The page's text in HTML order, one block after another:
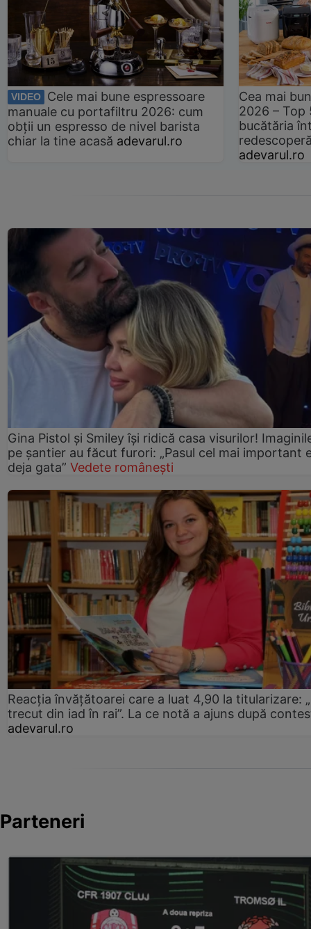
VIDEO
Cele mai bune espressoare
manuale cu portafiltru 2026: cum
obții un espresso de nivel barista
chiar la tine acasă adevarul.ro
Cea mai
2026 –
bucătăria
adevarul.ro
Gina Pistol și Smiley își ridică casa visurilor!
pe șantier au făcut furori: „Pasul cel mai important
deja gata” Vedete românești
Reacția învățătoarei care a luat 4,90 la titularizare:
trecut din iad în rai”. La ce notă a ajuns după
adevarul.ro
Parteneri